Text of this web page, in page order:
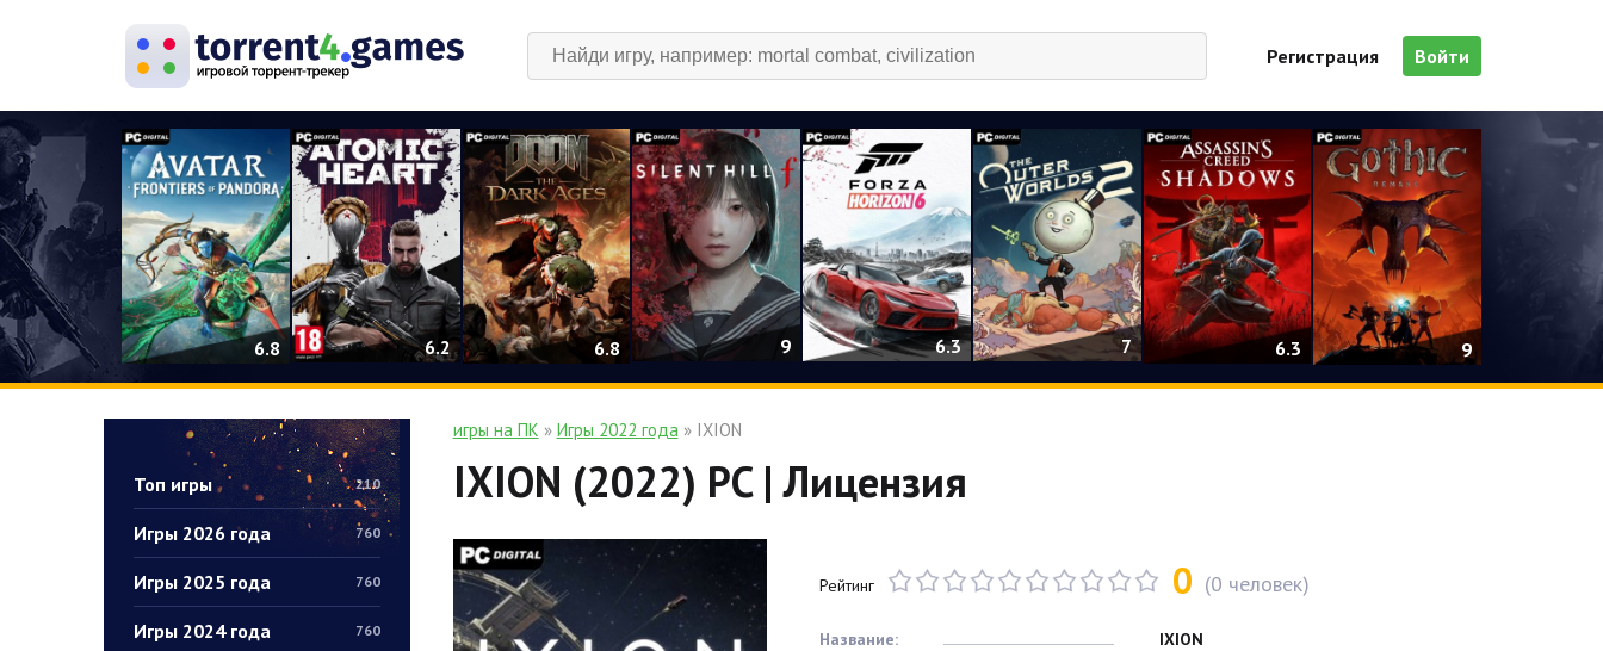
Регистрация Войти
6.8 6.2 6.8 9 6.3 7 6.3 9
Топ игры 210
Игры 2026 года 760
Игры 2025 года 760
Игры 2024 года 760
игры на ПК » Игры 2022 года» IXION
IXION (2022) PC | Лицензия
Рейтинг 0 (0 человек)
Название:
IXION